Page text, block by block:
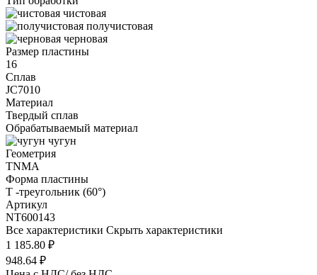
чистовая
получистовая
черновая
Размер пластины
16
Сплав
JC7010
Материал
Твердый сплав
Обрабатываемый материал
чугун
Геометрия
TNMA
Форма пластины
T -треугольник (60°)
Артикул
NT600143
Все характеристики Скрыть характеристики
1 185.80 ₽
948.64 ₽